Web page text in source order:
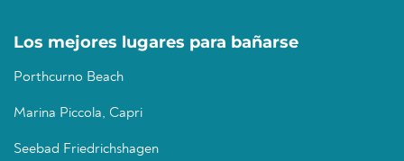
Los mejores lugares para bañarse
Porthcurno Beach
Marina Piccola, Capri
Seebad Friedrichshagen